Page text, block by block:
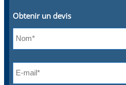
Obtenir un devis